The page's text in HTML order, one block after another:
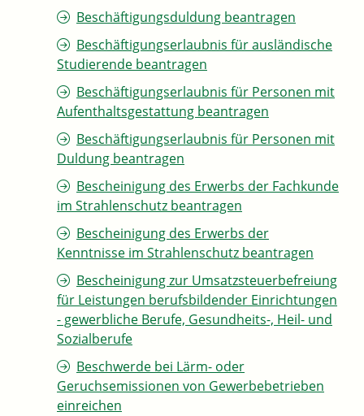
Beschäftigungsduldung beantragen
Beschäftigungserlaubnis für ausländische
Studierende beantragen
Beschäftigungserlaubnis für Personen mit
Aufenthaltsgestattung beantragen
Beschäftigungserlaubnis für Personen mit
Duldung beantragen
Bescheinigung des Erwerbs der Fachkunde
im Strahlenschutz beantragen
Bescheinigung des Erwerbs der
Kenntnisse im Strahlenschutz beantragen
Bescheinigung zur Umsatzsteuerbefreiung
für Leistungen berufsbildender Einrichtungen
- gewerbliche Berufe, Gesundheits-, Heil- und
Sozialberufe
Beschwerde bei Lärm- oder
Geruchsemissionen von Gewerbebetrieben
einreichen